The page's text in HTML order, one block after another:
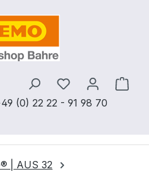
(0) 22 22 - 91 98 70
Du hast 0
| AUS 32